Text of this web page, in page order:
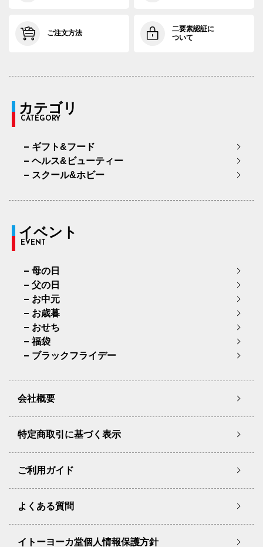
ご注文方法
二要素認証に
ついて
カテゴリ
CATEGORY
ギフト&フード
ヘルス&ビューティー
スクール&ホビー
イベント
EVENT
母の日
父の日
お中元
お歳暮
おせち
福袋
ブラックフライデー
会社概要
特定商取引に基づく表示
ご利用ガイド
よくある質問
イトーヨーカ堂個人情報保護方針